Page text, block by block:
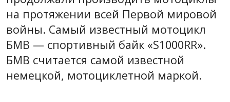
на протяжении всей Первой мировой
войны. Самый известный мотоцикл
БМВ — спортивный байк «S1000RR».
БМВ считается самой известной
немецкой, мотоциклетной маркой.